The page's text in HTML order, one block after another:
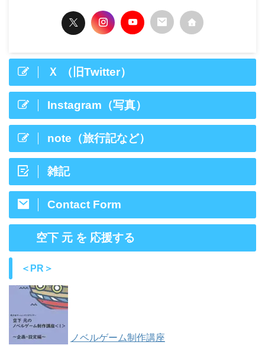
Ｘ （旧Twitter）
Instagram（写真）
note（旅行記など）
雑記
Contact Form
空下 元 を 応援する
＜PR＞
ノベルゲーム制作講座